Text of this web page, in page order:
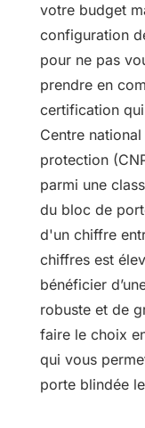
votre budget
configuration
pour ne pas
prendre en
certification
Centre
protection
parmi une
du bloc de
d'un chiffre
chiffres est
bénéficier
robuste et de
faire le choix
qui vous
porte blindée